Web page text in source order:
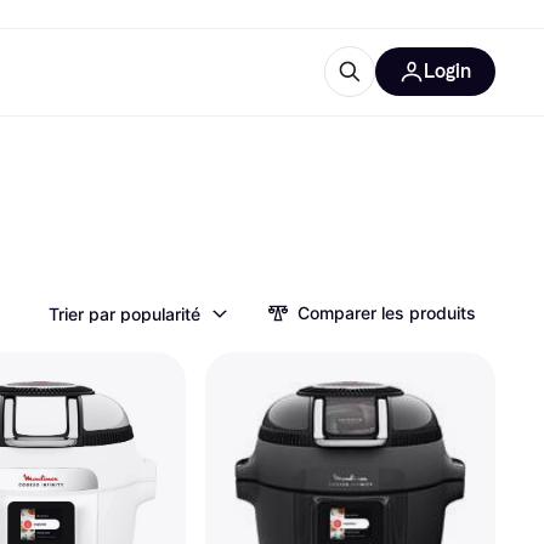
Login
Trier par popularité Comparer les produits